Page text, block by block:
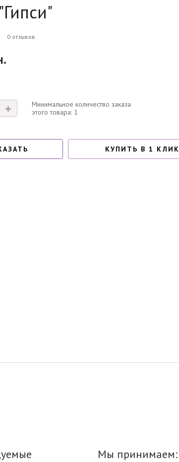
0 отзывов
Минимальное количество заказа
этого товара: 1
КУПИТЬ В 1 КЛИК
Мы принимаем: